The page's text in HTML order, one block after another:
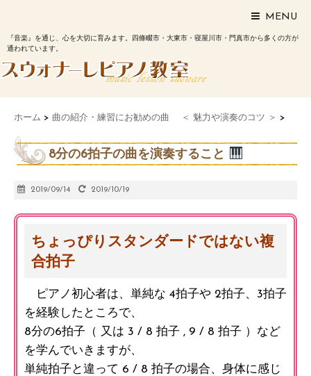
MENU
『音楽』を通じ、心を大切に育みます。四條畷市・大東市・寝屋川市・門真市から多くの方が
通われています。
ホーム > 曲の紹介・練習にお勧めの曲 ＜ 魅力や演奏のコツ ＞ >
8分の6拍子の曲を演奏すること
2019/09/14 2019/10/19
ちょっぴりスタンダードではない複
合拍子
ピアノ初心者は、単純な 4拍子や 2拍子、3拍子
を経験したところで、
8分の6拍子（ 又は 3 / 8 拍子 , 9 / 8 拍子 ）など
を学んでいきますが、
単純拍子と違って 6 / 8 拍子の場合、身体に感じ